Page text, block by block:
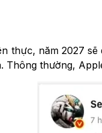
thực, năm 2027
Thông thường,